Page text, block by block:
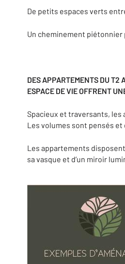
De petits espaces verts
Un cheminement piétonnier
DES APPARTEMENTS DU T2
ESPACE DE VIE OFFRENT
Spacieux et traversants, les
Les volumes sont pensés
Les appartements
sa vasque et d’un miroir